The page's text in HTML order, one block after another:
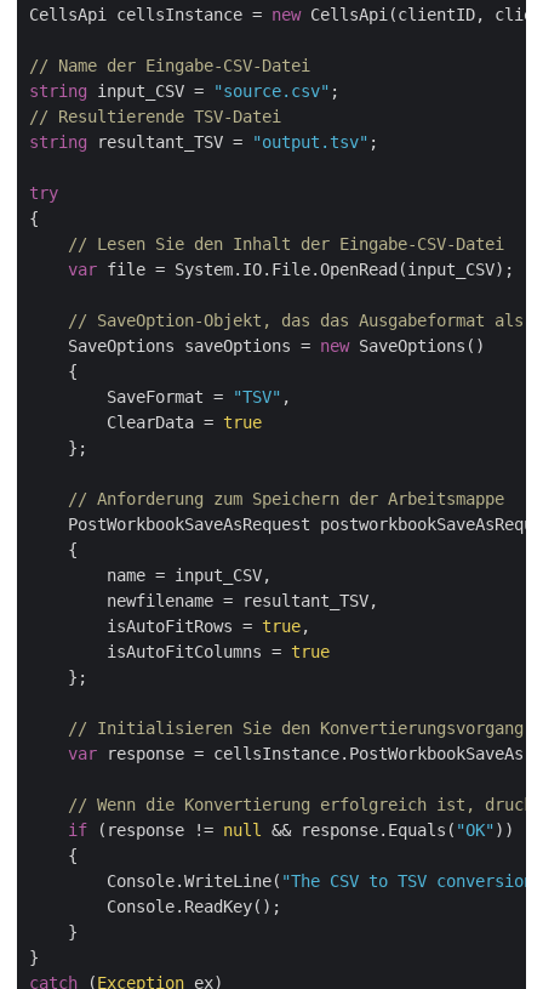
CellsApi cellsInstance = new CellsApi(clientID,
// Name der Eingabe-CSV-Datei
string input_CSV = "source.csv"
// Resultierende TSV-Datei
string resultant_TSV = "output.tsv" ;
try
{
// Lesen Sie den Inhalt der Eingabe-CSV-Datei
var file = System.IO.File.OpenRead(input_CSV);
// SaveOption-Objekt, das das Ausgabeformat als
    SaveOptions saveOptions =
new SaveOptions()
    {
        SaveFormat =
"TSV" ,
        ClearData =
true
    };
// Anforderung zum Speichern der Arbeitsmappe
PostWorkbookSaveAsRequest
    {
        name = input_CSV,
        newfilename = resultant_TSV,
        isAutoFitRows =
true,
        isAutoFitColumns =
true
    };
// Initialisieren Sie den Konvertierungsvorgang
var response =
// Wenn die Konvertierung erfolgreich ist,
if (response != null && response.Equals( "OK" ))
    {
        Console.WriteLine(
"The CSV to TSV
        Console.ReadKey();
    }
catch (Exception ex)